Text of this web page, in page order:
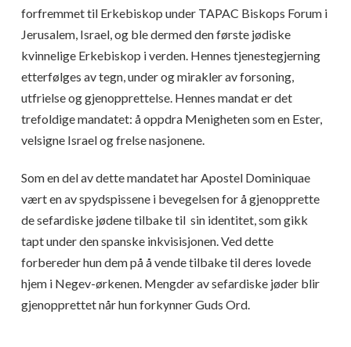
forfremmet til Erkebiskop under TAPAC Biskops Forum i
Jerusalem, Israel, og ble dermed den første jødiske
kvinnelige Erkebiskop i verden. Hennes tjenestegjerning
etterfølges av tegn, under og mirakler av forsoning,
utfrielse og gjenopprettelse. Hennes mandat er det
trefoldige mandatet: å oppdra Menigheten som en Ester,
velsigne Israel og frelse nasjonene.
Som en del av dette mandatet har Apostel Dominiquae
vært en av spydspissene i bevegelsen for å gjenopprette
de sefardiske jødene tilbake til sin identitet, som gikk
tapt under den spanske inkvisisjonen. Ved dette
forbereder hun dem på å vende tilbake til deres lovede
hjem i Negev-ørkenen. Mengder av sefardiske jøder blir
gjenopprettet når hun forkynner Guds Ord.